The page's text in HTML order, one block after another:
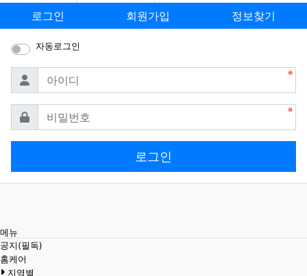
로그인 회원가입 정보찾기
자동로그인
아이디
비밀번호
로그인
메뉴
공지(필독)
홈케어
지역별